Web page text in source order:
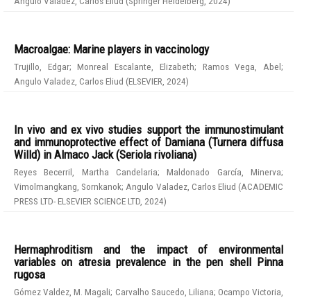
Macroalgae: Marine players in vaccinology
Trujillo, Edgar;Monreal Escalante, Elizabeth; Ramos Vega, Abel;
Angulo Valadez, Carlos Eliud (ELSEVIER 2024)
In vivo and ex vivo studies support the immunostimulant
and immunoprotective effect of Damiana (Turnera diffusa
Willd) in Almaco Jack (Seriola rivoliana)
Reyes Becerril, Martha Candelaria;Maldonado García, Minerva;
Vimolmangkang, Sornkanok; Angulo Valadez, Carlos Eliud (ACADEMIC
PRESS LTD- ELSEVIER SCIENCE LTD 2024)
Hermaphroditism and the impact of environmental
variables on atresia prevalence in the pen shell Pinna
rugosa
Gómez Valdez, M. Magali; Carvalho Saucedo, Liliana; Ocampo Victoria,